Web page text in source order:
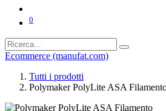
0
Ecommerce (manufat.com)
Tutti i prodotti
Polymaker PolyLite ASA